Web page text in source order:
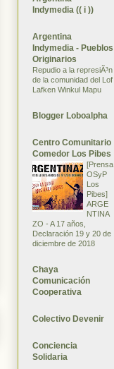
Indymedia (( i ))
Argentina
Indymedia - Pueblos
Originarios
Repudio a la represiÃ³n
de la comunidad del Lof
Lafken Winkul Mapu
Blogger Loboalpha
Centro Comunitario
Comedor Los Pibes
[Prensa
OSyP
Los
Pibes]
ARGE
NTINA
ZO - A 17 años,
Declaración 19 y 20 de
diciembre de 2018
Chaya
Comunicación
Cooperativa
Colectivo Devenir
Conciencia
Solidaria